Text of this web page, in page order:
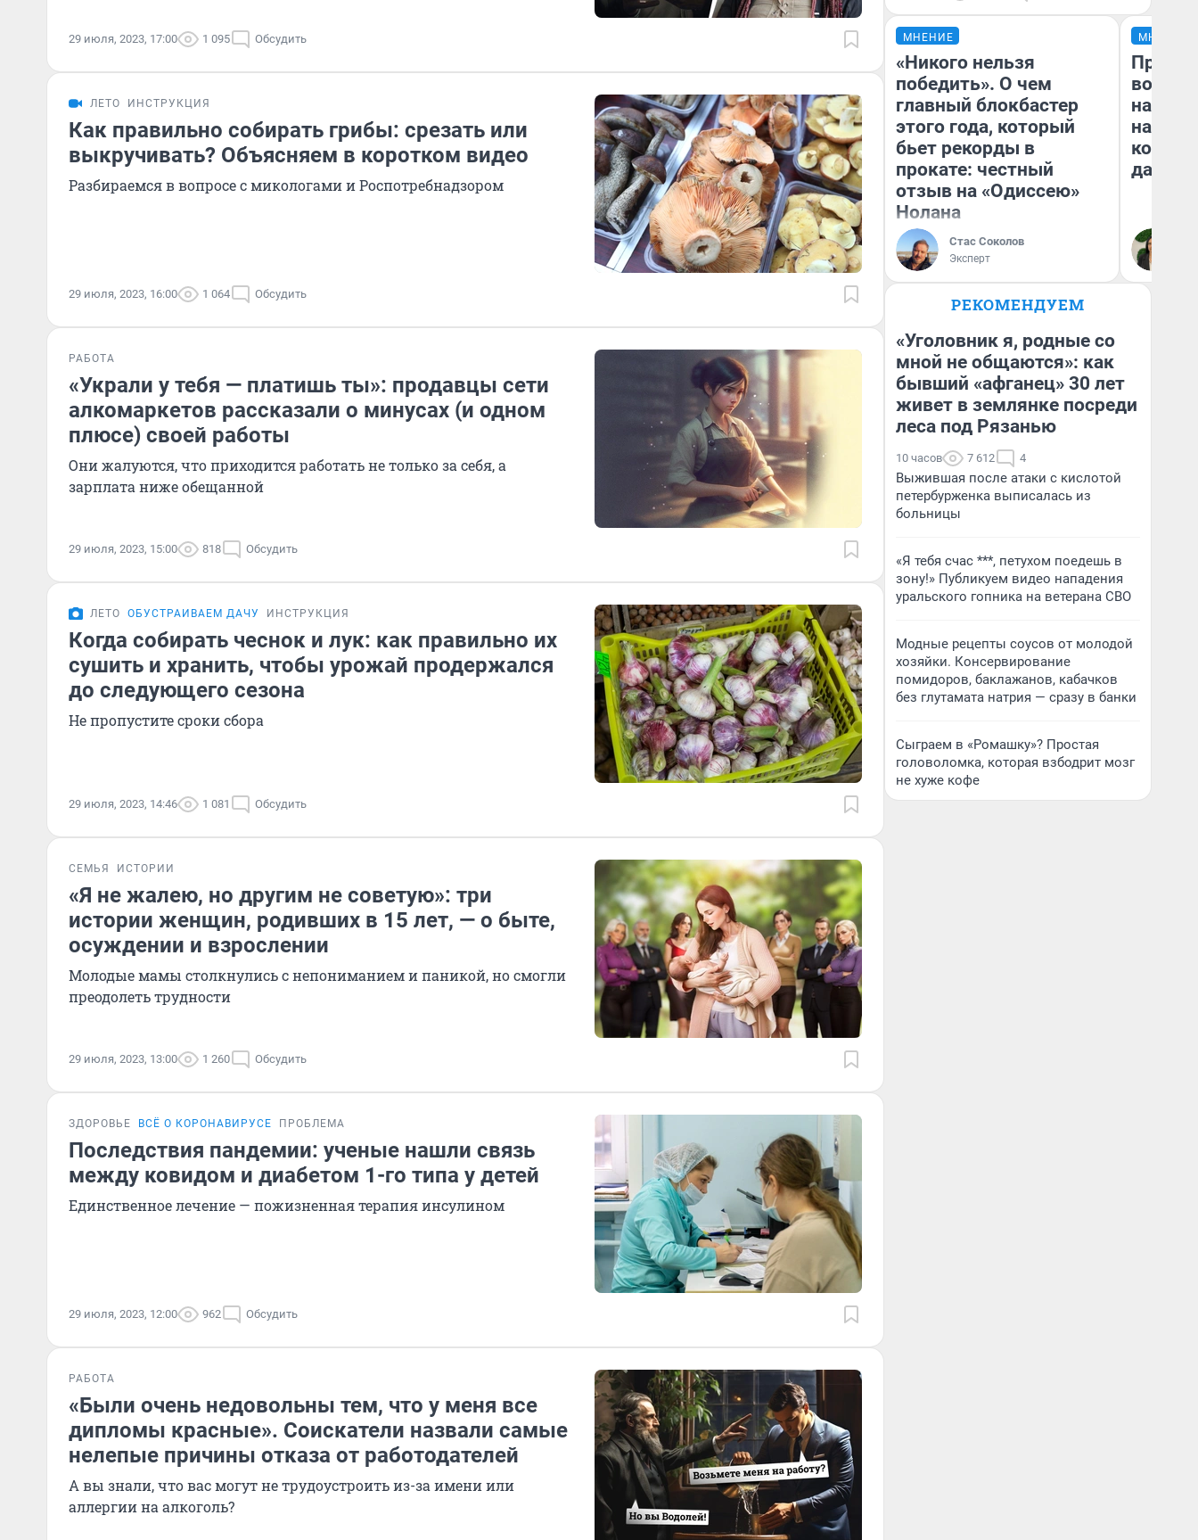
29 июля, 2023, 17:00 1 095 Обсудить
ЛЕТО ИНСТРУКЦИЯ
Как правильно собирать грибы: срезать или
выкручивать? Объясняем в коротком видео
Разбираемся в вопросе с микологами и Роспотребнадзором
29 июля, 2023, 16:00 1 064 Обсудить
РАБОТА
«Украли у тебя — платишь ты»: продавцы сети
алкомаркетов рассказали о минусах (и одном
плюсе) своей работы
Они жалуются, что приходится работать не только за себя, а
зарплата ниже обещанной
29 июля, 2023, 15:00 818 Обсудить
ЛЕТО ОБУСТРАИВАЕМ ДАЧУ ИНСТРУКЦИЯ
Когда собирать чеснок и лук: как правильно их
сушить и хранить, чтобы урожай продержался
до следующего сезона
Не пропустите сроки сбора
29 июля, 2023, 14:46 1 081 Обсудить
СЕМЬЯ ИСТОРИИ
«Я не жалею, но другим не советую»: три
истории женщин, родивших в 15 лет, — о быте,
осуждении и взрослении
Молодые мамы столкнулись с непониманием и паникой, но смогли
преодолеть трудности
29 июля, 2023, 13:00 1 260 Обсудить
ЗДОРОВЬЕ ВСЁ О КОРОНАВИРУСЕ ПРОБЛЕМА
Последствия пандемии: ученые нашли связь
между ковидом и диабетом 1-го типа у детей
Единственное лечение — пожизненная терапия инсулином
29 июля, 2023, 12:00 962 Обсудить
РАБОТА
«Были очень недовольны тем, что у меня все
дипломы красные». Соискатели назвали самые
нелепые причины отказа от работодателей
А вы знали, что вас могут не трудоустроить из-за имени или
аллергии на алкоголь?
МНЕНИЕ
«Никого нельзя
победить». О чем
главный блокбастер
этого года, который
бьет рекорды в
прокате: честный
отзыв на «Одиссею»
Нолана
Стас Соколов
Эксперт
МНЕНИЕ
нам
даже
РЕКОМЕНДУЕМ
«Уголовник я, родные со
мной не общаются»: как
бывший «афганец» 30 лет
живет в землянке посреди
леса под Рязанью
10 часов 7 612 4
Выжившая после атаки с кислотой
петербурженка выписалась из
больницы
«Я тебя счас ***, петухом поедешь в
зону!» Публикуем видео нападения
уральского гопника на ветерана СВО
Модные рецепты соусов от молодой
хозяйки. Консервирование
помидоров, баклажанов, кабачков
без глутамата натрия — сразу в банки
Сыграем в «Ромашку»? Простая
головоломка, которая взбодрит мозг
не хуже кофе